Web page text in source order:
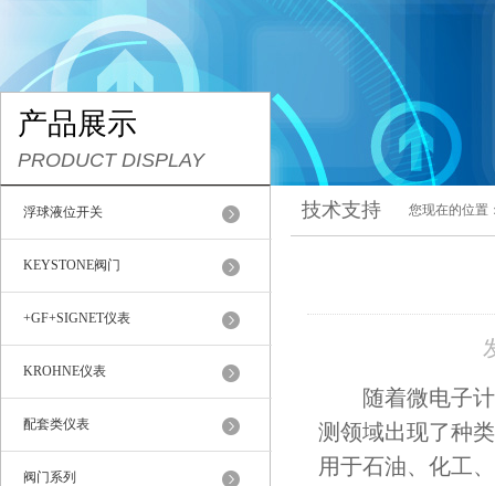
产品展示
PRODUCT DISPLAY
浮球液位开关
KEYSTONE阀门
+GF+SIGNET仪表
KROHNE仪表
配套类仪表
阀门系列
技术支持 您现在的位置
随着微电子计
测领域出现了种
用于石油、化工